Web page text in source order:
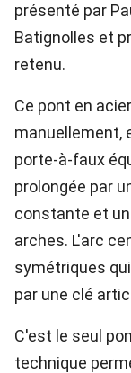
présenté par
Batignolles et
retenu.
Ce pont en
manuellement,
porte-à-faux
prolongée par
constante et
arches. L'arc
symétriques
par une clé
C'est le seul
technique